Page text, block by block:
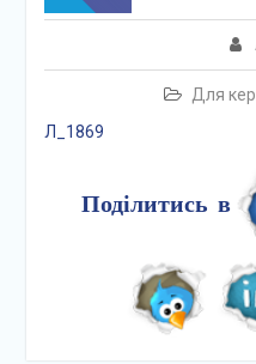
Для
Л_1869
Поділитись в